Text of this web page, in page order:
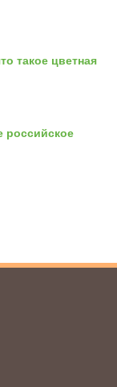
такое цветная
российское